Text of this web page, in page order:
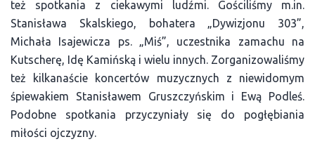
też spotkania z ciekawymi ludźmi. Gościliśmy m.in.
Stanisława Skalskiego, bohatera „Dywizjonu 303”,
Michała Isajewicza ps. „Miś”, uczestnika zamachu na
Kutscherę, Idę Kamińską i wielu innych. Zorganizowaliśmy
też kilkanaście koncertów muzycznych z niewidomym
śpiewakiem Stanisławem Gruszczyńskim i Ewą Podleś.
Podobne spotkania przyczyniały się do pogłębiania
miłości ojczyzny.